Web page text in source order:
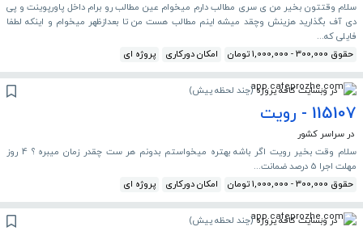
سلام وقتتون بخیر من ی سری مطالب دارم میخوام عین مطالب رو برام داخل پاورپوینت و پی
دی آف بگذارید هزینش وچقد میشه اینم مطالب هست من تا بعدازظهر میخوام و اینکه لطفا
فایلی که...
حقوق 300,000 - 1,000,000 تومان
امکان دورکاری پروژه ای
در وبسایت کافه پروژه (چند لحظه پیش)
115107 - رویت
در سراسر کشور
سلام وقت بخیر رویت اگر باشه بهتره میخواستم بدونم هر ست چقدر زمان میبره ؟ 4 روز
مهلت اجرا 5 درصد ضمانت...
حقوق 300,000 - 1,000,000 تومان
امکان دورکاری پروژه ای
در وبسایت کافه پروژه (چند لحظه پیش)